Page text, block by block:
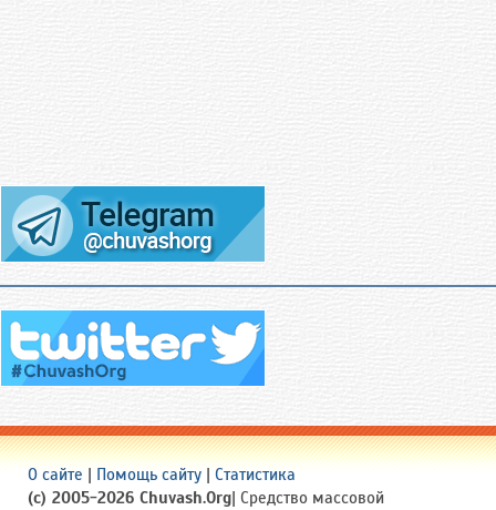
О сайте | Помощь сайту | Статистика
(c) 2005-2026 Chuvash.Org| Средство массовой